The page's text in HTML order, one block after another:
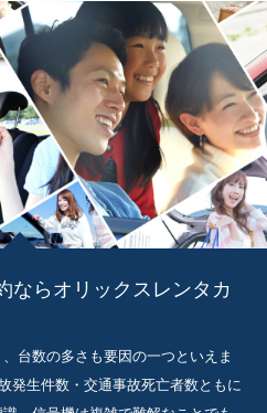
ならオリックスレンタカ
台数の多さも要因の一つといえま
発生件数・交通事故死亡者数ともに